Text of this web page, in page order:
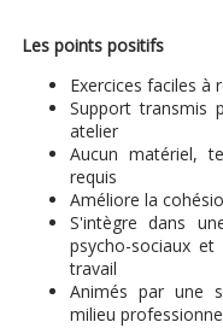
Les points positifs
Exercices faciles à
Support transmis
atelier
Aucun matériel,
requis
Améliore la
S'intègre dans
psycho-sociaux
travail
Animés par une
milieu